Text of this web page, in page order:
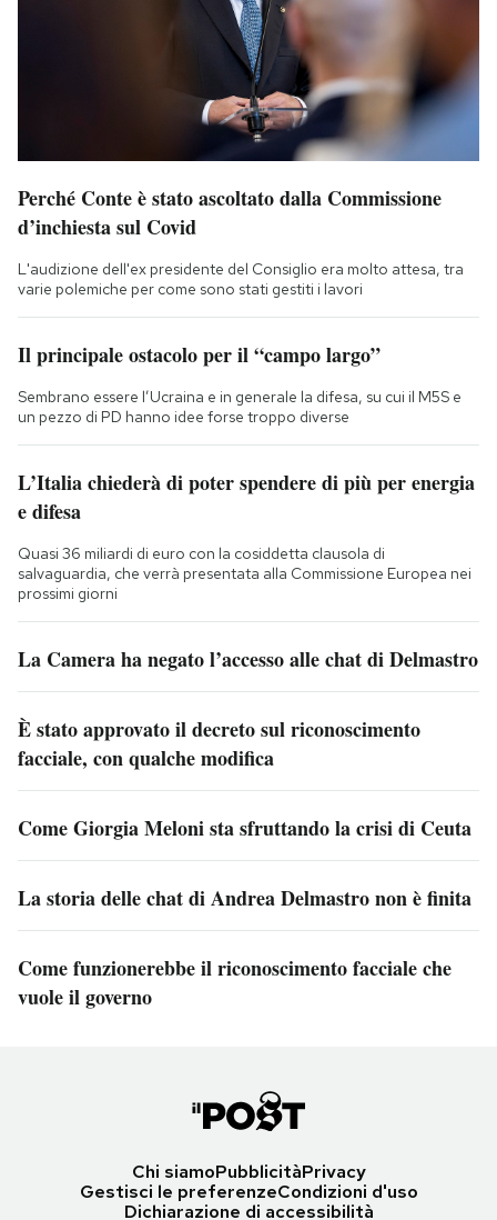
Perché Conte è stato ascoltato dalla Commissione
d’inchiesta sul Covid
L'audizione dell'ex presidente del Consiglio era molto attesa, tra
varie polemiche per come sono stati gestiti i lavori
Il principale ostacolo per il “campo largo”
Sembrano essere l’Ucraina e in generale la difesa, su cui il M5S e
un pezzo di PD hanno idee forse troppo diverse
L’Italia chiederà di poter spendere di più per energia
e difesa
Quasi 36 miliardi di euro con la cosiddetta clausola di
salvaguardia, che verrà presentata alla Commissione Europea nei
prossimi giorni
La Camera ha negato l’accesso alle chat di Delmastro
È stato approvato il decreto sul riconoscimento
facciale, con qualche modifica
Come Giorgia Meloni sta sfruttando la crisi di Ceuta
La storia delle chat di Andrea Delmastro non è finita
Come funzionerebbe il riconoscimento facciale che
vuole il governo
Chi siamoPubblicitàPrivacy
Gestisci le preferenzeCondizioni d'uso
Dichiarazione di accessibilità